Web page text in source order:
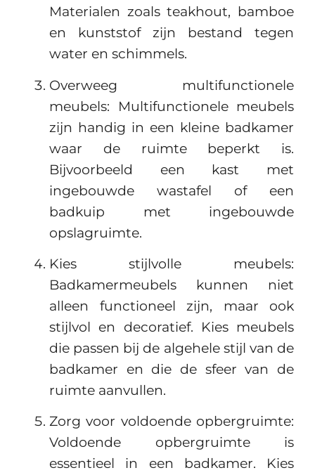
Materialen zoals teakhout, bamboe
en kunststof zijn bestand tegen
water en schimmels.
Overweeg multifunctionele
meubels: Multifunctionele meubels
zijn handig in een kleine badkamer
waar de ruimte beperkt is.
Bijvoorbeeld een kast met
ingebouwde wastafel of een
badkuip met ingebouwde
opslagruimte.
Kies stijlvolle meubels:
Badkamermeubels kunnen niet
alleen functioneel zijn, maar ook
stijlvol en decoratief. Kies meubels
die passen bij de algehele stijl van de
badkamer en die de sfeer van de
ruimte aanvullen.
Zorg voor voldoende opbergruimte:
Voldoende opbergruimte is
essentieel in een badkamer. Kies